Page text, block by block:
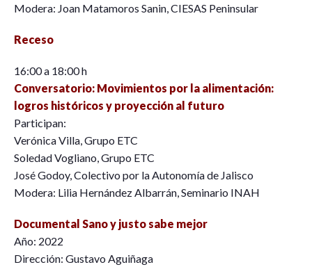
Modera: Joan Matamoros Sanin, CIESAS Peninsular
Receso
16:00 a 18:00 h
Conversatorio: Movimientos por la alimentación:
logros históricos y proyección al futuro
Participan:
Verónica Villa, Grupo ETC
Soledad Vogliano, Grupo ETC
José Godoy, Colectivo por la Autonomía de Jalisco
Modera: Lilia Hernández Albarrán, Seminario INAH
Documental Sano y justo sabe mejor
Año: 2022
Dirección: Gustavo Aguiñaga